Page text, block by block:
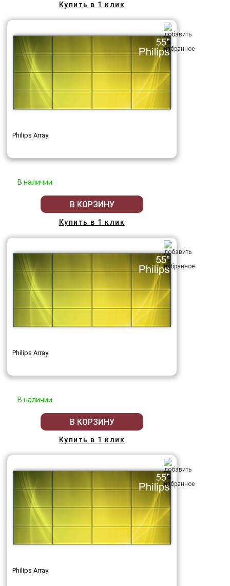
Купить в 1 клик
Philips Array
В наличии
В КОРЗИНУ
Купить в 1 клик
Philips Array
В наличии
В КОРЗИНУ
Купить в 1 клик
Philips Array